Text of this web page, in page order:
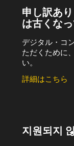
申し訳あ
は古くな
デジタル・コ
ただくために
い。
詳細はこちら
지원되지